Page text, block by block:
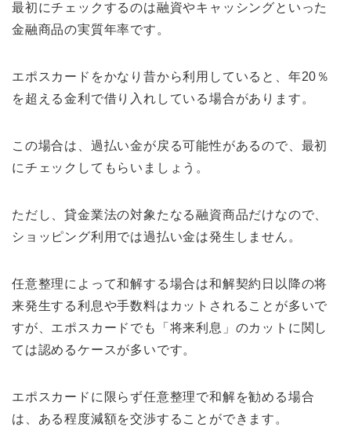
最初にチェックするのは融資やキャッシングといった
金融商品の実質年率です。
エポスカードをかなり昔から利用していると、年20％
を超える金利で借り入れしている場合があります。
この場合は、過払い金が戻る可能性があるので、最初
にチェックしてもらいましょう。
ただし、貸金業法の対象たなる融資商品だけなので、
ショッピング利用では過払い金は発生しません。
任意整理によって和解する場合は和解契約日以降の将
来発生する利息や手数料はカットされることが多いで
すが、エポスカードでも「将来利息」のカットに関し
ては認めるケースが多いです。
エポスカードに限らず任意整理で和解を勧める場合
は、ある程度減額を交渉することができます。